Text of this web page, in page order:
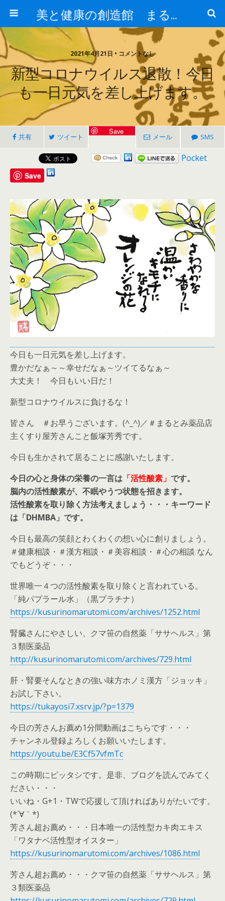
美と健康の創造館 まるとみ薬品 ぐんまの薬屋 芳さんのブログ
2021年4月21日 • コメントなし
新型コロナウイルス退散！今日
も一日元気を差し上げます。
共有 ツイート
Save
メール SMS
Pocket
Save
今日も一日元気を差し上げます。
豊かだなぁ～～幸せだなぁ～ツイてるなぁ～
大丈夫！ 今日もいい日だ！
新型コロナウイルスに負けるな！
皆さん ＃お早うございます。(^_^)／＃まるとみ薬品店
主くすり屋芳さんこと飯塚芳秀です。
今日も生かされて居ることに感謝いたします。
今日の心と身体の栄養の一言は 「活性酸素」 です。
脳内の活性酸素が、不眠やうつ状態を招きます。
活性酸素を取り除く方法考えましょう・・・キーワード
は「DHMBA」です。
今日も最高の笑顔とわくわくの想い心に創りましょう。
＃健康相談・＃漢方相談・＃美容相談・＃心の相談 なん
でもどうぞ・・・
世界唯一４つの活性酸素を取り除くと言われている。
「純パプラール水」（黒プラチナ）
https://kusurinomarutomi.com/archives/1252.html
腎臓さんにやさしい、クマ笹の自然薬「ササヘルス」第
３類医薬品
http://kusurinomarutomi.com/archives/729.html
肝・腎要そんなときの強い味方ホノミ漢方「ジョッキ」
お試し下さい。
https://tukayosi7.xsrv.jp/?p=1379
今日の芳さんお薦め1分間動画はこちらです・・・
チャンネル登録よろしくお願いいたします。
https://youtu.be/E3Cf57vfmTc
この時期にピッタシです。是非、ブログを読んでみてく
ださい・・・
いいね・G+1・TWで応援して頂ければありがたいです。
(*´∀｀*)
芳さん超お薦め・・・日本唯一の活性型カキ肉エキス
「ワタナベ活性型オイスター」
https://kusurinomarutomi.com/archives/1086.html
芳さん超お薦め・・・クマ笹の自然薬「ササヘルス」第
３類医薬品